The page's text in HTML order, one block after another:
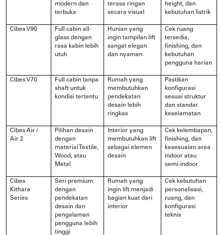
modern dan
terbuka
terasa ringan
secara visual
height, dan
kebutuhan listrik
Cibes V90
Full cabin all-
glass dengan
rasa kabin lebih
utuh
Hunian yang
ingin tampilan lift
sangat elegan
dan nyaman
Cek ruang
tersedia,
finishing, dan
kebutuhan
pengguna harian
Cibes V70
Full cabin tanpa
shaft untuk
kondisi tertentu
Rumah yang
membutuhkan
pendekatan
desain lebih
ringkas
Pastikan
konfigurasi
sesuai struktur
dan standar
keselamatan
Cibes Air /
Air 2
Pilihan desain
dengan
material Textile,
Wood, atau
Metal
Interior yang
membutuhkan lift
sebagai elemen
desain
Cek kelembapan,
finishing, dan
kesesuaian area
indoor atau
semi-indoor
Cibes
Kithara
Series
Seri premium
dengan
pendekatan
desain dan
pengalaman
pengguna lebih
tinggi
Rumah yang
ingin lift menjadi
bagian kuat dari
interior
Cek kebutuhan
personalisasi,
ruang, dan
konfigurasi
teknis